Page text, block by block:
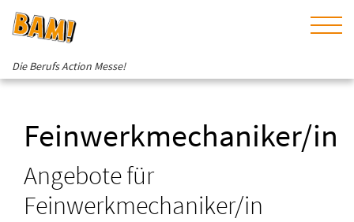
Die Berufs Action Messe!
Feinwerkmechaniker/in
Angebote für
Feinwerkmechaniker/in